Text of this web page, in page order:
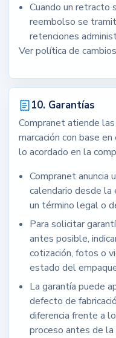
Cuando un
reembolso se
retenciones
Ver política de
10. Garantías
Compranet atiende
marcación con base
lo acordado en la
Compranet anuncia
calendario desde la
un término legal o
Para solicitar
antes posible,
cotización, fotos o
estado del
La garantía puede
defecto de
diferencia frente a
proceso antes de la